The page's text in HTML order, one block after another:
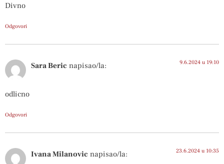
Divno
Odgovori
Sara Beric napisao/la: 9.6.2024 u 19:10
odlicno
Odgovori
Ivana Milanovic napisao/la: 23.6.2024 u 10:35